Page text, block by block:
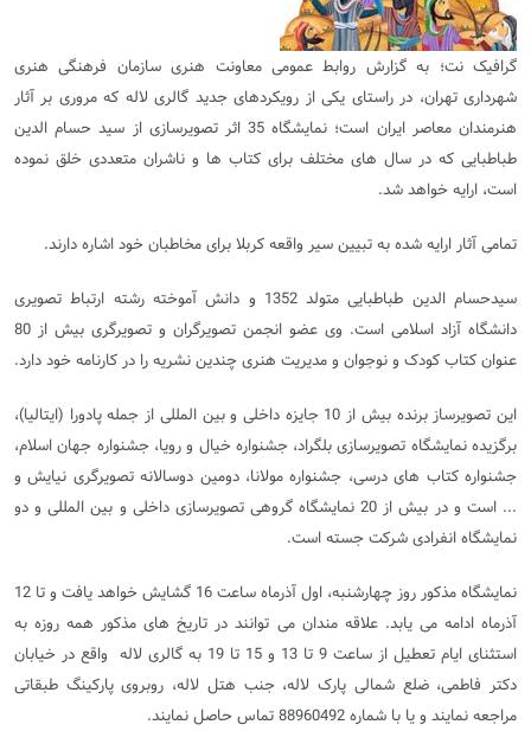
گرافیک نت؛ به گزارش روابط عمومی معاونت هنری سازمان فرهنگی هنری
شهرداری تهران، در راستای یکی از رویکردهای جدید گالری لاله که مروری بر آثار
هنرمندان معاصر ایران است؛ نمایشگاه 35 اثر تصویرسازی از سید حسام الدین
طباطبایی که در سال های مختلف برای کتاب ها و ناشران متعددی خلق نموده
است، ارایه خواهد شد.
تمامی آثار ارایه شده به تبیین سیر واقعه کربلا برای مخاطبان خود اشاره دارند.
سیدحسام الدین طباطبایی متولد 1352 و دانش آموخته رشته ارتباط تصویری
دانشگاه آزاد اسلامی است. وی عضو انجمن تصویرگران و تصویرگری بیش از 80
عنوان کتاب کودک و نوجوان و مدیریت هنری چندین نشریه را در کارنامه خود دارد.
این تصویرساز برنده بیش از 10 جایزه داخلی و بین المللی از جمله پادورا (ایتالیا)،
برگزیده نمایشگاه تصویرسازی بلگراد، جشنواره خیال و رویا، جشنواره جهان اسلام،
جشنواره کتاب های درسی، جشنواره مولانا، دومین دوسالانه تصویرگری نیایش و
... است و در بیش از 20 نمایشگاه گروهی تصویرسازی داخلی و بین المللی و دو
نمایشگاه انفرادی شرکت جسته است.
نمایشگاه مذکور روز چهارشنبه، اول آذرماه ساعت 16 گشایش خواهد یافت و تا 12
آذرماه ادامه می یابد. علاقه مندان می توانند در تاریخ های مذکور همه روزه به
استثنای ایام تعطیل از ساعت 9 تا 13 و 15 تا 19 به گالری لاله واقع در خیابان
دکتر فاطمی، ضلع شمالی پارک لاله، جنب هتل لاله، روبروی پارکینگ طبقاتی
مراجعه نمایند و یا با شماره 88960492 تماس حاصل نمایند.